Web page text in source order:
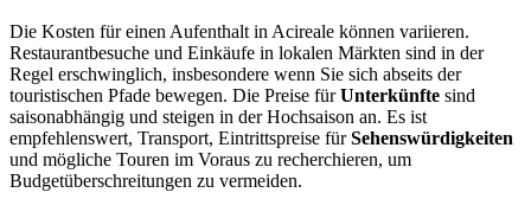
Die Kosten für einen Aufenthalt in Acireale können variieren.
Restaurantbesuche und Einkäufe in lokalen Märkten sind in der
Regel erschwinglich, insbesondere wenn Sie sich abseits der
touristischen Pfade bewegen. Die Preise fürUnterkünfte sind
saisonabhängig und steigen in der Hochsaison an. Es ist
empfehlenswert, Transport, Eintrittspreise fürSehenswürdigkeiten
und mögliche Touren im Voraus zu recherchieren, um
Budgetüberschreitungen zu vermeiden.